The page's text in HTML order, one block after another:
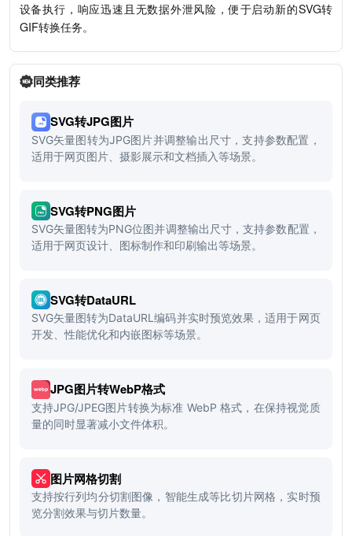
设备执行，响应迅速且无数据外泄风险，便于启动新的SVG转
GIF转换任务。
同类推荐
SVG转JPG图片
SVG矢量图转为JPG图片并调整输出尺寸，支持参数配置，
适用于网页图片、摄影展示和文档插入等场景。
SVG转PNG图片
SVG矢量图转为PNG位图并调整输出尺寸，支持参数配置，
适用于网页设计、图标制作和印刷输出等场景。
SVG转DataURL
SVG矢量图转为DataURL编码并实时预览效果，适用于网页
开发、性能优化和内嵌图标等场景。
JPG图片转WebP格式
支持JPG/JPEG图片转换为标准 WebP 格式，在保持视觉质
量的同时显著减小文件体积。
图片网格切割
支持按行列均分切割图像，智能生成等比切片网格，实时预
览分割效果与切片数量。